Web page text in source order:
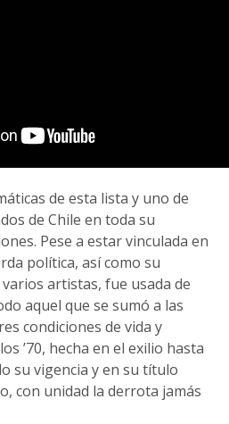
de esta lista y uno de
de Chile en toda su
Pese a estar vinculada en
política, así como su
artistas, fue usada de
aquel que se sumó a las
condiciones de vida y
’70, hecha en el exilio hasta
su vigencia y en su título
con unidad la derrota jamás